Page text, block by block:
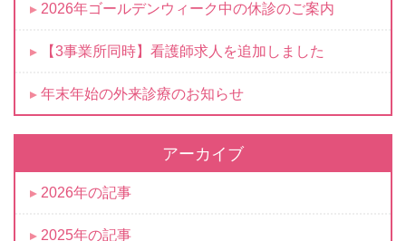
2026年ゴールデンウィーク中の休診のご案内
【3事業所同時】看護師求人を追加しました
年末年始の外来診療のお知らせ
アーカイブ
2026年の記事
2025年の記事